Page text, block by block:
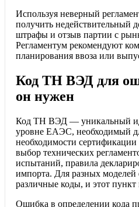
Используя неверный
получить недействительный
штрафы и отзыв партии с
Регламентум рекомендуют
планирования ввоза или
Код ТН ВЭД для
он нужен
Код ТН ВЭД — уникальный
уровне ЕАЭС, необходимый
необходимости
выбор технических
испытаний, правила
импорта. Для разных
различные коды, и этот пункт
Ошибка в определении кода